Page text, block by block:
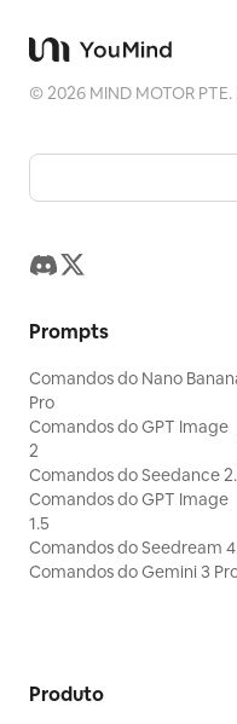
©2026 MIND MOTOR PTE.
Prompts
Comandos do Nano
Pro
Comandos do GPT Image
2
Comandos do Seedance
Comandos do GPT Image
1.5
Comandos do Seedream
Comandos do Gemini 3
Produto